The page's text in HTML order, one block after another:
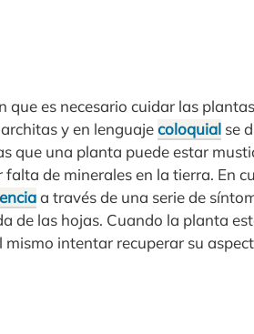
que es necesario cuidar las
y en lenguajecoloquial se
que una planta puede estar
de minerales en la tierra. En
a través de una serie de
de las hojas. Cuando la planta
intentar recuperar su